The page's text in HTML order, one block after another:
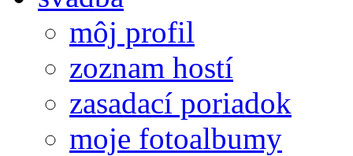
môj profil
zoznam hostí
zasadací poriadok
moje fotoalbumy